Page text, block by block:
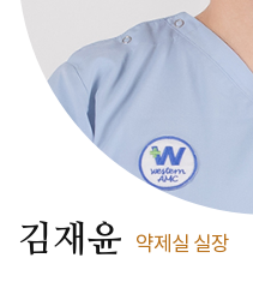
김재윤 약제실 실장